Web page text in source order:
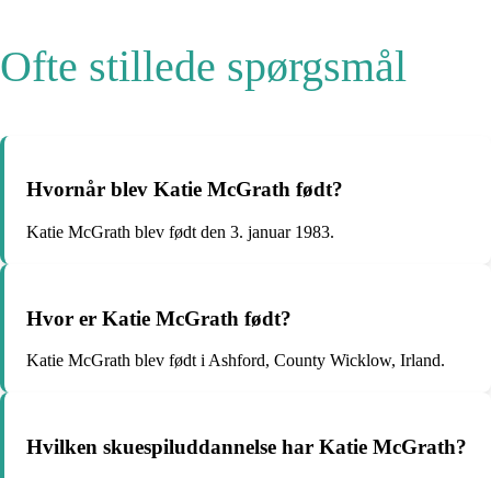
Ofte stillede spørgsmål
Hvornår blev Katie McGrath født?
Katie McGrath blev født den 3. januar 1983.
Hvor er Katie McGrath født?
Katie McGrath blev født i Ashford, County Wicklow, Irland.
Hvilken skuespiluddannelse har Katie McGrath?